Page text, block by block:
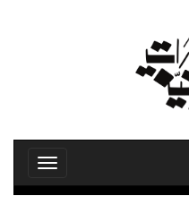
Toggle